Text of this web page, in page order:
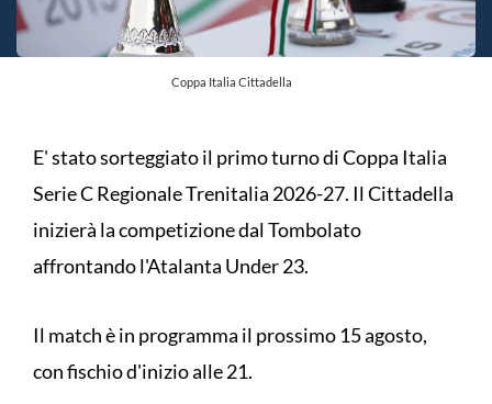
Coppa Italia Cittadella
E' stato sorteggiato il primo turno di Coppa Italia
Serie C Regionale Trenitalia 2026-27. Il Cittadella
inizierà la competizione dal Tombolato
affrontando l'Atalanta Under 23.
Il match è in programma il prossimo 15 agosto,
con fischio d'inizio alle 21.